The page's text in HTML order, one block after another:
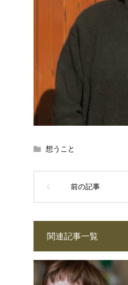
想うこと
関連記事一覧